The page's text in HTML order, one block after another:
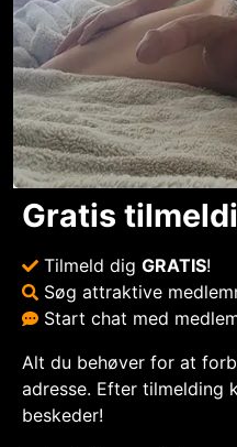
Gratis
Tilmeld dig GRATIS!
Søg attraktive
Start chat med
Alt du behøver for at
adresse. Efter tilmelding
beskeder!